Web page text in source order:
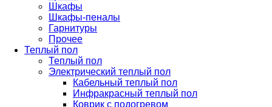
Шкафы
Шкафы-пеналы
Гарнитуры
Прочее
Теплый пол
Теплый пол
Электрический теплый пол
Кабельный теплый пол
Инфракрасный теплый пол
Коврик с подогревом